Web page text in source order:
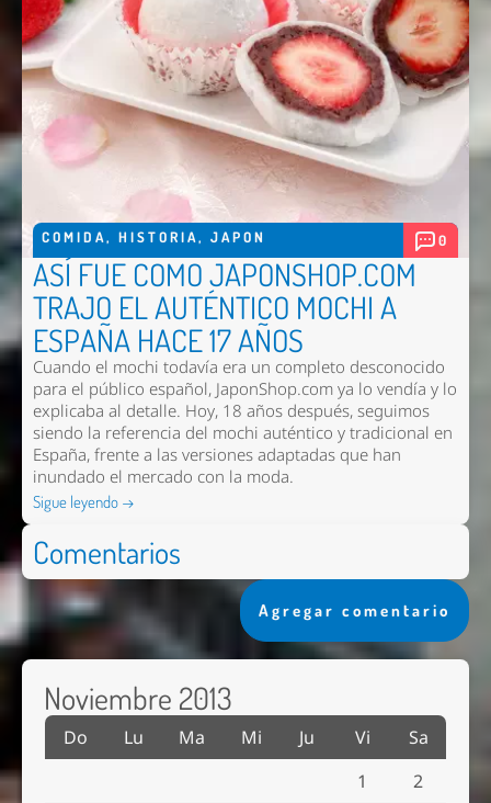
COMIDA, HISTORIA, JAPON 0
ASÍ FUE COMO JAPONSHOP.COM
TRAJO EL AUTÉNTICO MOCHI A
ESPAÑA HACE 17 AÑOS
Cuando el mochi todavía era un completo desconocido
para el público español, JaponShop.com ya lo vendía y lo
explicaba al detalle. Hoy, 18 años después, seguimos
siendo la referencia del mochi auténtico y tradicional en
España, frente a las versiones adaptadas que han
inundado el mercado con la moda.
Sigue leyendo →
Comentarios
Agregar comentario
Noviembre 2013
Do Lu Ma Mi Ju Vi
Sa
1
2